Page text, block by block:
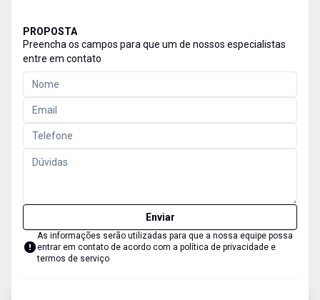
PROPOSTA
Preencha os campos para que um de nossos especialistas
entre em contato
Enviar
As informações serão utilizadas para que a nossa equipe possa
entrar em contato de acordo com a política de privacidade e
termos de serviço